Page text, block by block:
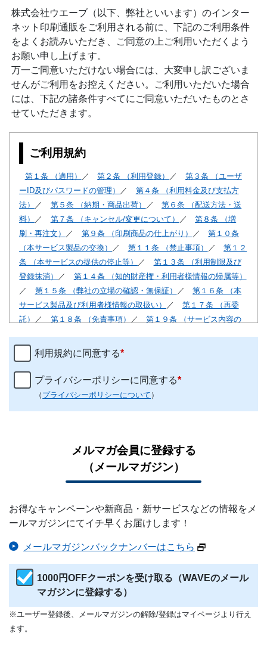
株式会社ウエーブ（以下、弊社といいます）のインター
ネット印刷通販をご利用される前に、下記のご利用条件
をよくお読みいただき、ご同意の上ご利用いただくよう
お願い申し上げます。
万一ご同意いただけない場合には、大変申し訳ございま
せんがご利用をお控えください。ご利用いただいた場合
には、下記の諸条件すべてにご同意いただいたものとさ
せていただきます。
利用規約に同意する*
プライバシーポリシーに同意する*
（ プライバシーポリシーについて ）
メルマガ会員に登録する
（メールマガジン）
お得なキャンペーンや新商品・新サービスなどの情報をメ
ールマガジンにてイチ早くお届けします！
メールマガジンバックナンバーはこちら
1000円OFFクーポンを受け取る（WAVEのメール
マガジンに登録する）
※ユーザー登録後、メールマガジンの解除/登録はマイページより行え
ます。